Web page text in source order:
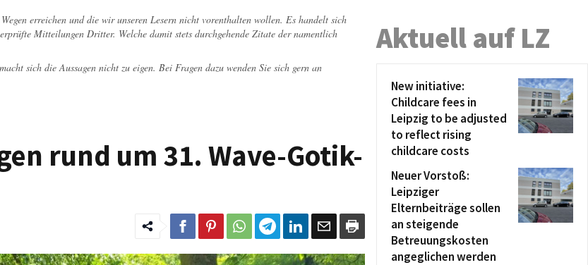
erreichen und die wir unseren Lesern nicht vorenthalten wollen. Es handelt sich
Mitteilungen Dritter. Welche damit stets durchgehende Zitate der namentlich
sich die Aussagen nicht zu eigen. Bei Fragen dazu wenden Sie sich gern an
rund um 31. Wave-Gotik-
Aktuell auf LZ
New initiative:
Childcare fees in
Leipzig to be adjusted
to reflect rising
childcare costs
Neuer Vorstoß:
Leipziger
Elternbeiträge sollen
an steigende
Betreuungskosten
angeglichen werden